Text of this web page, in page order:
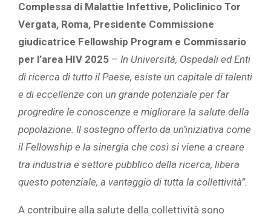
Complessa di Malattie Infettive, Policlinico Tor
Vergata, Roma, Presidente Commissione
giudicatrice Fellowship Program e Commissario
per l’area HIV 2025 – In Università, Ospedali ed Enti
di ricerca di tutto il Paese, esiste un capitale di talenti
e di eccellenze con un grande potenziale per far
progredire le conoscenze e migliorare la salute della
popolazione. Il sostegno offerto da un’iniziativa come
il Fellowship e la sinergia che così si viene a creare
tra industria e settore pubblico della ricerca, libera
questo potenziale, a vantaggio di tutta la collettività”.
A contribuire alla salute della collettività sono